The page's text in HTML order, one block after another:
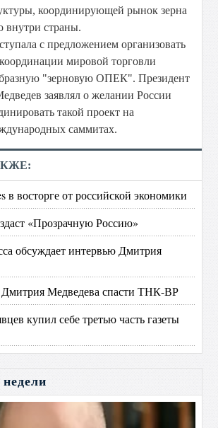
координирующей рынок зерна
внутри страны.
с предложением организовать
мировой торговли
"зерновую ОПЕК". Президент
заявлял о желании России
такой проект на
саммитах.
в восторге от российской экономики
«Прозрачную Россию»
обсуждает интервью Дмитрия
Дмитрия Медведева спасти ТНК-ВР
купил себе третью часть газеты